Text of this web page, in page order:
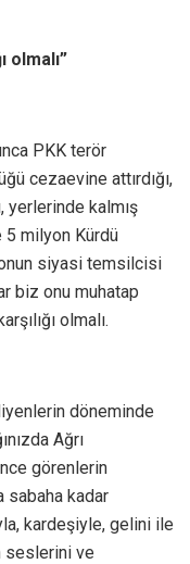
olmalı”
PKK terör
cezaevine attırdığı,
yerlerinde kalmış
5 milyon Kürdü
siyasi temsilcisi
biz onu muhatap
olmalı.
döneminde
Ağrı
görenlerin
sabaha kadar
kardeşiyle, gelini ile
seslerini ve